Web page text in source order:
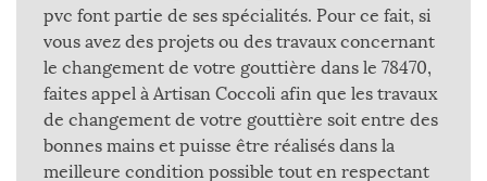
pvc font partie de ses spécialités. Pour ce fait, si
vous avez des projets ou des travaux concernant
le changement de votre gouttière dans le 78470,
faites appel à Artisan Coccoli afin que les travaux
de changement de votre gouttière soit entre des
bonnes mains et puisse être réalisés dans la
meilleure condition possible tout en respectant